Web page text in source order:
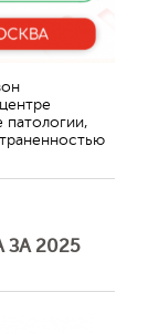
патологии,
2025